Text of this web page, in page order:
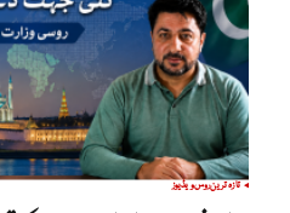
تازہ ترینروسویڈیوز